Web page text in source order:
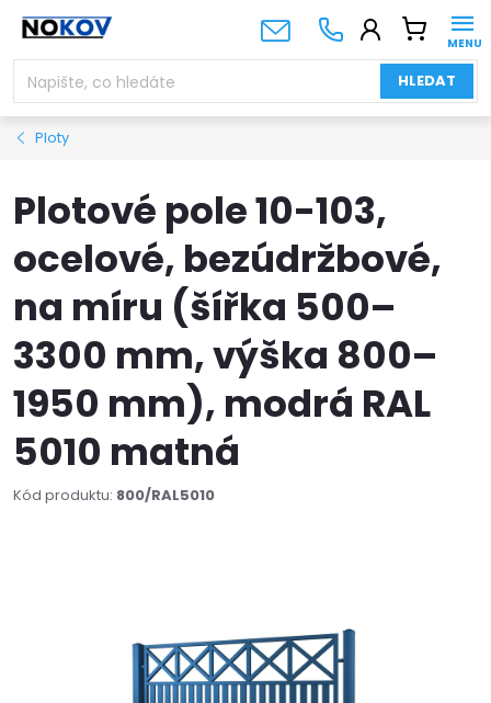
Přejít
obsah
HLEDAT
NÁKUPNÍ
KOŠÍK
Ploty
Plotové pole 10-103,
ocelové, bezúdržbové,
na míru (šířka 500–
3300 mm, výška 800–
1950 mm), modrá RAL
5010 matná
Kód produktu: 800/RAL5010